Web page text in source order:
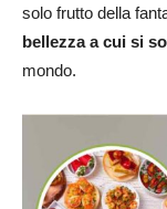
solo frutto della
bellezza a cui si
mondo.